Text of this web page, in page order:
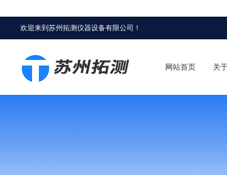
欢迎来到苏州拓测仪器设备有限公司 ！
网站首页 关